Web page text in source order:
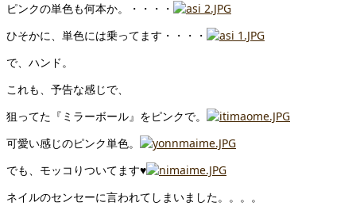
ピンクの単色も何本か。・・・・
ひそかに、単色には乗ってます・・・・
で、ハンド。
これも、予告な感じで、
狙ってた『ミラーボール』をピンクで。
可愛い感じのピンク単色。
でも、モッコりついてます♥
ネイルのセンセーに言われてしまいました。。。。